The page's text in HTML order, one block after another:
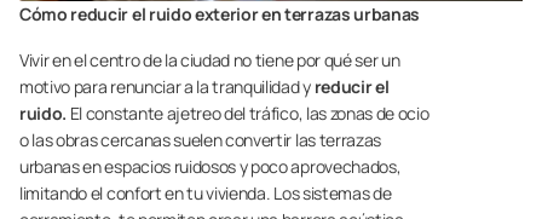
Cómo reducir el ruido exterior en terrazas urbanas
Vivir en el centro de la ciudad no tiene por qué ser un
motivo para renunciar a la tranquilidad y reducir el
ruido. El constante ajetreo del tráfico, las zonas de ocio
o las obras cercanas suelen convertir las terrazas
urbanas en espacios ruidosos y poco aprovechados,
limitando el confort en tu vivienda. Los sistemas de